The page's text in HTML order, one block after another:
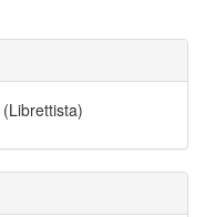
(Librettista)